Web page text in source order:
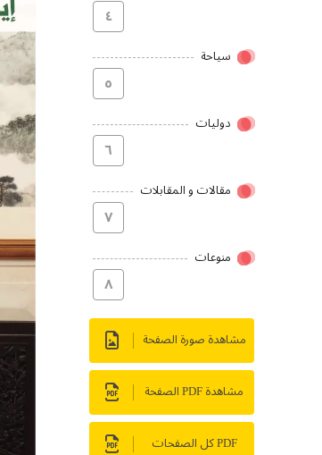
٤
سیاحة
٥
دولیات
٦
مقالات و المقابلات
۷
منوعات
۸
مشاهدة صورة الصفحة
مشاهدة PDF الصفحة
PDF كل الصفحات